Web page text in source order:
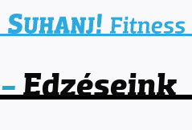
Ugrás
Edzéseink